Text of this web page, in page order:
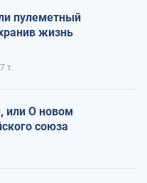
пулеметный
жизнь
т.
или О новом
союза